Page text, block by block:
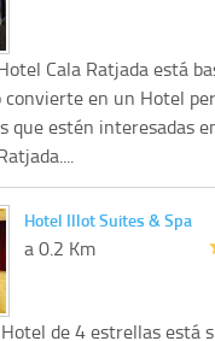
Cala Ratjada está
convierte en un Hotel
que estén interesadas
Hotel Illot Suites & Spa
a 0.2 Km
de 4 estrellas está